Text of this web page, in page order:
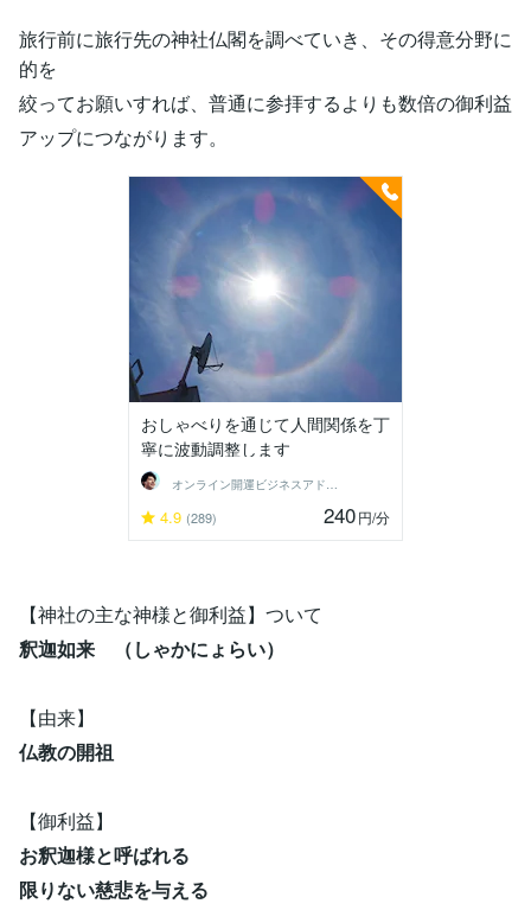
旅行前に旅行先の神社仏閣を調べていき、その得意分野に
的を
絞ってお願いすれば、普通に参拝するよりも数倍の御利益
アップにつながります。
おしゃべりを通じて人間関係を丁
寧に波動調整します
オンライン開運ビジネスアドバイザー＠志念
4.9 (289) 240円/分
【神社の主な神様と御利益】ついて
釈迦如来 （しゃかにょらい）
【由来】
仏教の開祖
【御利益】
お釈迦様と呼ばれる
限りない慈悲を与える